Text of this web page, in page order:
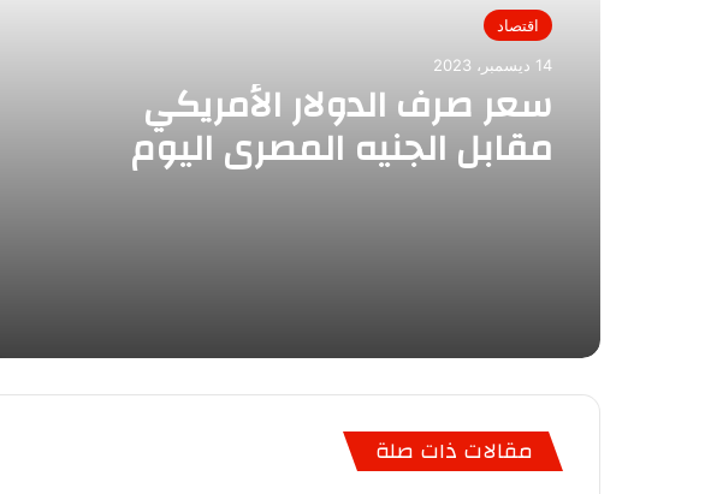
اقتصاد
14 ديسمبر، 2023
سعر صرف الدولار الأمريكي
مقابل الجنيه المصري اليوم
مقالات ذات صلة